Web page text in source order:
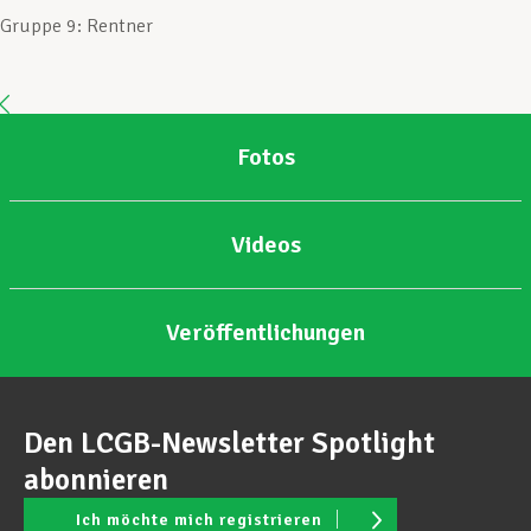
Berufliche Weiterentwicklung
Mitglied werden
Gruppe 9: Rentner
Fotos
Videos
Veröffentlichungen
Den LCGB-Newsletter Spotlight
abonnieren
Ich möchte mich registrieren